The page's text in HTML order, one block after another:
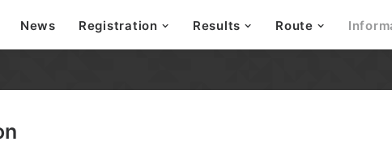
News Registration Results Route